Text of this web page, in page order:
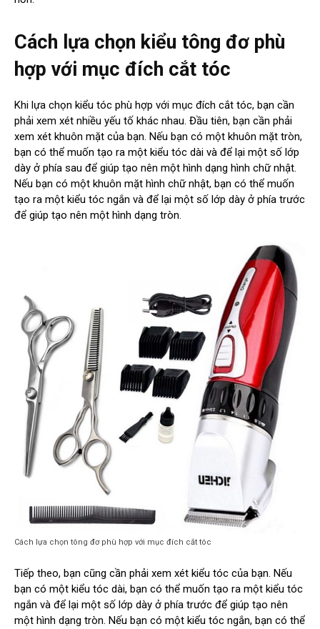
Cách lựa chọn kiểu tông đơ phù
hợp với mục đích cắt tóc
Khi lựa chọn kiểu tóc phù hợp với mục đích cắt tóc, bạn cần
phải xem xét nhiều yếu tố khác nhau. Đầu tiên, bạn cần phải
xem xét khuôn mặt của bạn. Nếu bạn có một khuôn mặt tròn,
bạn có thể muốn tạo ra một kiểu tóc dài và để lại một số lớp
dày ở phía sau để giúp tạo nên một hình dạng hình chữ nhật.
Nếu bạn có một khuôn mặt hình chữ nhật, bạn có thể muốn
tạo ra một kiểu tóc ngắn và để lại một số lớp dày ở phía trước
để giúp tạo nên một hình dạng tròn.
Cách lựa chọn tông đơ phù hợp với mục đích cắt tóc
Tiếp theo, bạn cũng cần phải xem xét kiểu tóc của bạn. Nếu
bạn có một kiểu tóc dài, bạn có thể muốn tạo ra một kiểu tóc
ngắn và để lại một số lớp dày ở phía trước để giúp tạo nên
một hình dạng tròn. Nếu bạn có một kiểu tóc ngắn, bạn có thể